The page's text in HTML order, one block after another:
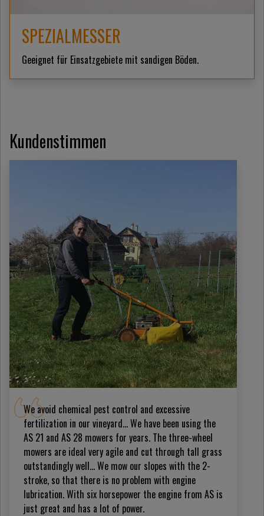
SPEZIALMESSER
Geeignet für Einsatzgebiete mit sandigen Böden.
Kundenstimmen
We avoid chemical pest control and excessive
fertilization in our vineyard… We have been using the
AS 21 and AS 28 mowers for years. The three-wheel
mowers are ideal very agile and cut through tall grass
outstandingly well... We mow our slopes with the 2-
stroke, so that there is no problem with engine
lubrication. With six horsepower the engine from AS is
just great and has a lot of power.